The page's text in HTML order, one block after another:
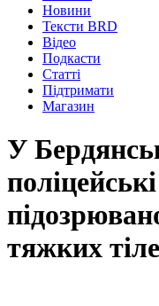
Новини
Тексти BRD
Відео
Подкасти
Статті
Підтримати
Магазин
У
тяжких